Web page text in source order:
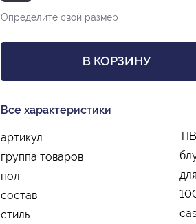
Определите свой размер
В КОРЗИНУ
Все характеристики
артикул
группа товаров
пол
состав
стиль